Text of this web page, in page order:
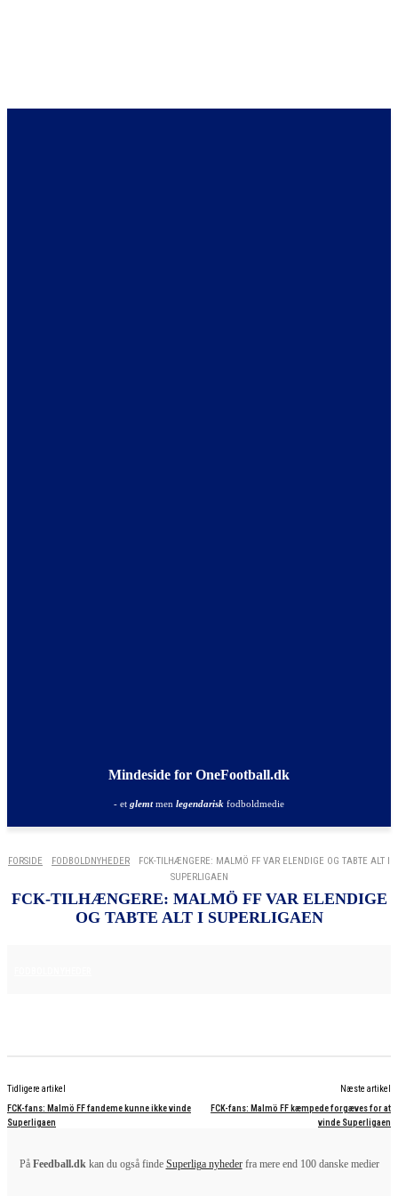
Mindeside for OneFootball.dk
- et glemtmen legendarisk fodboldmedie
FORSIDE FODBOLDNYHEDER
FCK-TILHÆNGERE: MALMÖ FF VAR ELENDIGE OG TABTE ALT I
SUPERLIGAEN
FCK-TILHÆNGERE: MALMÖ FF VAR ELENDIGE
OG TABTE ALT I SUPERLIGAEN
Tidligere artikel
FCK-fans: Malmö FF fandeme kunne ikke vinde
Superligaen
Næste artikel
FCK-fans: Malmö FF kæmpede forgæves for at
vinde Superligaen
På Feedball.dkkan du også finde Superliga nyhederfra mere end 100 danske medier